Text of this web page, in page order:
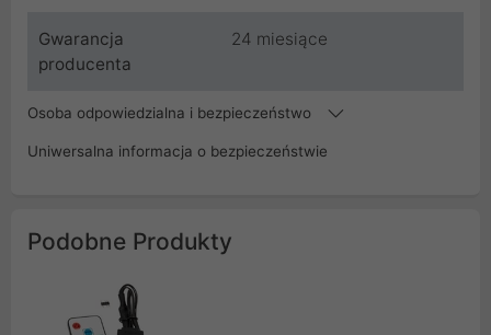
Gwarancja
producenta
24 miesiące
Osoba odpowiedzialna i bezpieczeństwo
Uniwersalna informacja o bezpieczeństwie
Podobne Produkty